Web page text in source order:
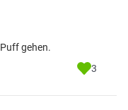
gehen.
3